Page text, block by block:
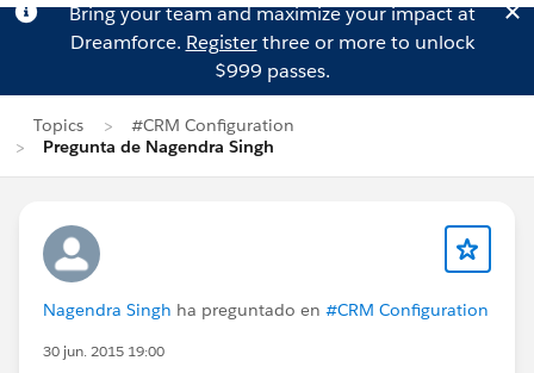
Bring your team and maximize your impact at
Dreamforce. Registerthree or more to unlock
$999 passes.
Topics
#CRM Configuration
Pregunta de Nagendra Singh
Nagendra Singh ha preguntado en #CRM Configuration
30 jun. 2015 19:00